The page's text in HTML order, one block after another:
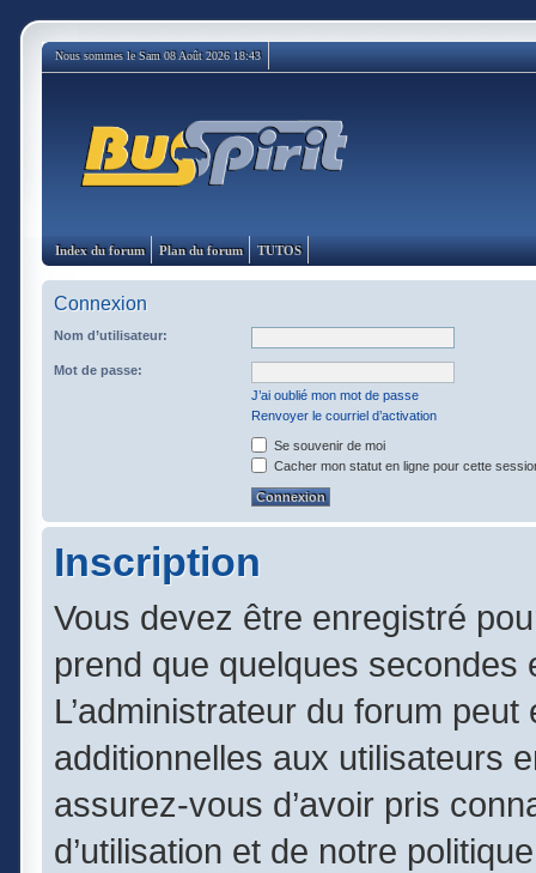
Nous sommes le Sam 08 Août 2026 18:43
Index du forum Plan du forum TUTOS
Connexion
Nom d’utilisateur:
Mot de passe:
J’ai oublié mon mot de passe
Renvoyer le courriel d’activation
Se souvenir de moi
Cacher mon statut en ligne pour cette
Inscription
Vous devez être enregistré
prend que quelques
L’administrateur du forum
additionnelles aux utilisateurs
assurez-vous d’avoir pris
d’utilisation et de notre